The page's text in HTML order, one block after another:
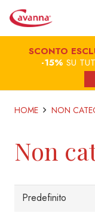
SCONTO
-15% SU
HOME NON
Non